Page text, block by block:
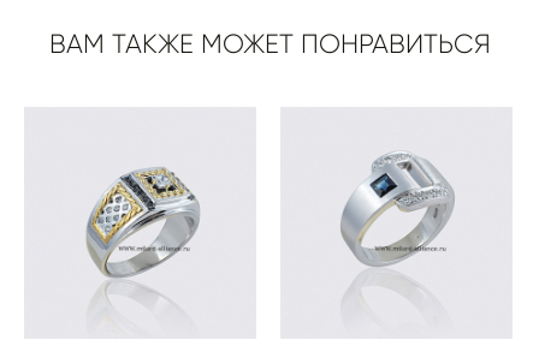
ВАМ ТАКЖЕ МОЖЕТ ПОНРАВИТЬСЯ